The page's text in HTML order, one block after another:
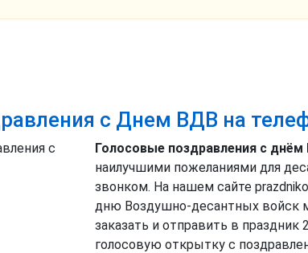
с Днем ВДВ на
Голосовые поздравления с
наилучшими пожеланиями для
звонком. На нашем сайте
дню Воздушно-десантных войск
заказать и отправить в
голосовую открытку с